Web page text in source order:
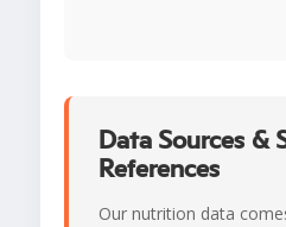
Data Sources &
References
Our nutrition data